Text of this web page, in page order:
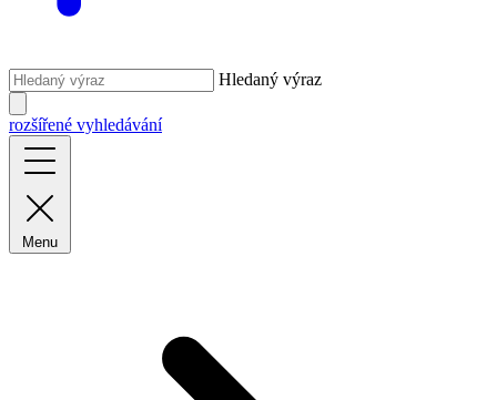
Hledaný výraz
rozšířené vyhledávání
Menu